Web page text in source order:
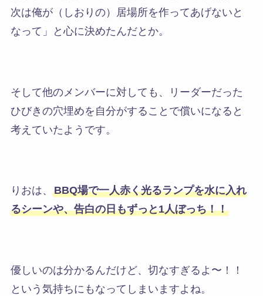
次は俺が（しおりの）居場所を作ってあげないと
なって」
と心に決めたんだとか。
そして他のメンバーに対しても、リーダーだった
ひびきの穴埋めを自分がすることで償いになると
考えていたようです。
りおは、 BBQ場で一人赤く光るランプを水に入れ
るシーンや、告白の日もずっと1人ぼっち！！
優しいのは分かるんだけど、切なすぎるよ〜！！
という気持ちにもなってしまいますよね。